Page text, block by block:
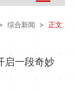
综合新闻 > 正文
启一段奇妙